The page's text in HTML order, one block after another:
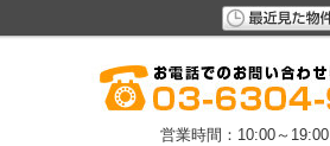
営業時間：10:00～19:00